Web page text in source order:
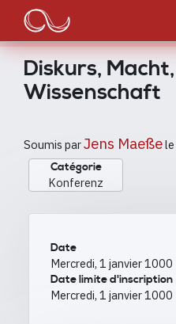
contenu
principal
Main
navigation
Diskurs, Macht,
Wissenschaft
Soumis parJens Maeßele
Catégorie
Konferenz
Date
Mercredi, 1 janvier 1000
Date limite d'inscription
Mercredi, 1 janvier 1000